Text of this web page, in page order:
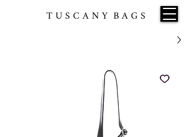
T U S C A N Y B A G S